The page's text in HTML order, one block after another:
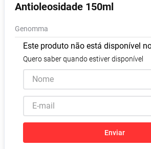
Antioleosidade 150ml
Genomma
Este produto não está disponível
Quero saber quando estiver disponível
Enviar
7º Shampoo
8º Pampers Confort Sec
9º Vitamina D
10º Soro Fisiológico